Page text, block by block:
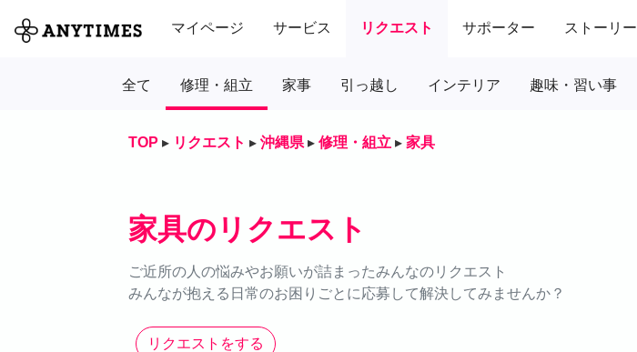
マイページ サービス リクエスト サポーター ストーリー
全て 修理・組立 家事 引っ越し インテリア 趣味・習い事
TOP ▸ リクエスト ▸ 沖縄県 ▸ 修理・組立 ▸ 家具
家具のリクエスト
ご近所の人の悩みやお願いが詰まったみんなのリクエスト
みんなが抱える日常のお困りごとに応募して解決してみませんか？
リクエストをする